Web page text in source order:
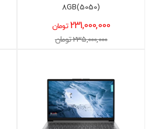
8GB(5050)
231,000,000 تومان
235,000,000 تومان